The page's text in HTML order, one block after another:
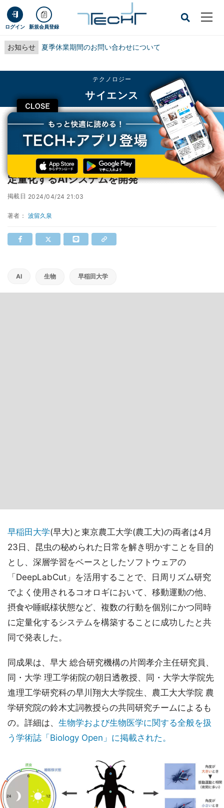
ログイン 新規会員登録
お知らせ 夏季休業期間のお問い合わせについて
CLOSE
テクノロジー
サイエンス
TECH+ テクノロジー
サイエンス
早大など、コオロギの行動を個別かつ同時に定量化するAIシステムを開発
早大など、コオロギの行動を個別かつ同時に
定量化するAIシステムを開発
掲載日 2024/04/24 21:03
著者： 波留久泉
AI 生物 早稲田大学
早稲田大学(早大)と東京農工大学(農工大)の両者は4月
23日、昆虫の秘められた日常を解き明かすことを目的
とし、深層学習をベースとしたソフトウェアの
「DeepLabCut」を活用することで、日周リズム研究
でよく使用されるコオロギにおいて、移動運動の他、
摂食や睡眠様状態など、複数の行動を個別にかつ同時
に定量化するシステムを構築することに成功したと共
同で発表した。
同成果は、早大 総合研究機構の片岡孝介主任研究員、
同・大学 理工学術院の朝日透教授、同・大学大学院先
進理工学研究科の早川翔大大学院生、農工大大学院 農
学研究院の鈴木丈詞教授らの共同研究チームによるも
の。詳細は、 生物学および生物医学に関する全般を扱
う学術誌「Biology Open」に掲載された。